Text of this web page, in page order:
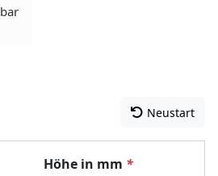
Neustart
Höhe in mm *